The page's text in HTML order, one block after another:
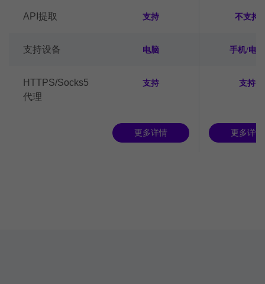
API提取 支持 不支持
支持设备 电脑 手机/电脑
HTTPS/Socks5
代理
支持 支持
更多详情 更多详情